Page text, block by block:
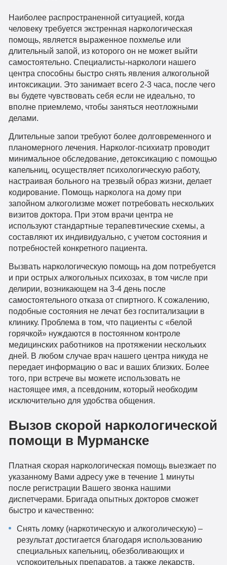
Наиболее распространенной ситуацией, когда
человеку требуется экстренная наркологическая
помощь, является выраженное похмелье или
длительный запой, из которого он не может выйти
самостоятельно. Специалисты-наркологи нашего
центра способны быстро снять явления алкогольной
интоксикации. Это занимает всего 2-3 часа, после чего
вы будете чувствовать себя если не идеально, то
вполне приемлемо, чтобы заняться неотложными
делами.
Длительные запои требуют более долговременного и
планомерного лечения. Нарколог-психиатр проводит
минимальное обследование, детоксикацию с помощью
капельниц, осуществляет психологическую работу,
настраивая больного на трезвый образ жизни, делает
кодирование. Помощь нарколога на дому при
запойном алкоголизме может потребовать нескольких
визитов доктора. При этом врачи центра не
используют стандартные терапевтические схемы, а
составляют их индивидуально, с учетом состояния и
потребностей конкретного пациента.
Вызвать наркологическую помощь на дом потребуется
и при острых алкогольных психозах, в том числе при
делирии, возникающем на 3-4 день после
самостоятельного отказа от спиртного. К сожалению,
подобные состояния не лечат без госпитализации в
клинику. Проблема в том, что пациенты с «белой
горячкой» нуждаются в постоянном контроле
медицинских работников на протяжении нескольких
дней. В любом случае врач нашего центра никуда не
передает информацию о вас и ваших близких. Более
того, при встрече вы можете использовать не
настоящее имя, а псевдоним, который необходим
исключительно для удобства общения.
Вызов скорой наркологической
помощи в Мурманске
Платная скорая наркологическая помощь выезжает по
указанному Вами адресу уже в течение 1 минуты
после регистрации Вашего звонка нашими
диспетчерами. Бригада опытных докторов сможет
быстро и качественно:
Снять ломку (наркотическую и алкоголическую) –
результат достигается благодаря использованию
специальных капельниц, обезболивающих и
успокоительных препаратов, а также лекарств,